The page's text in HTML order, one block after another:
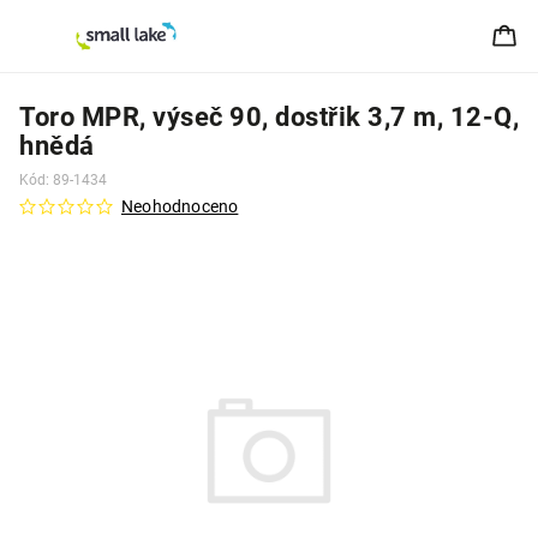
Toro MPR, výseč 90, dostřik 3,7 m, 12-Q,
hnědá
Kód: 89-1434
Neohodnoceno